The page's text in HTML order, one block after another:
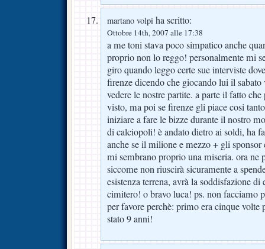
martano volpi ha scritto:
Ottobre 14th, 2007 alle 17:38
a me toni stava poco simpatico anche
proprio non lo reggo! personalmente mi
giro quando leggo certe sue interviste
firenze dicendo che giocando lui il sabato
vedere le nostre partite. a parte il fatto
visto, ma poi se firenze gli piace cosi
iniziare a fare le bizze durante il nostro
di calciopoli! è andato dietro ai soldi, ha
anche se il milione e mezzo + gli sponsor
mi sembrano proprio una miseria. ora ne
siccome non riuscirà sicuramente a
esistenza terrena, avrà la soddisfazione
cimitero! o bravo luca! ps. non facciamo
per favore perchè: primo era cinque volte
stato 9 anni!